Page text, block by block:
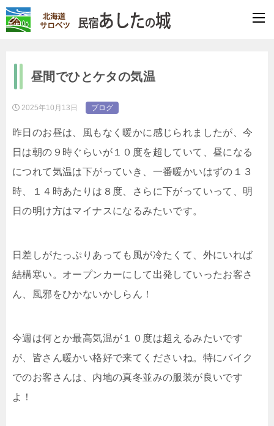
昼間でひとケタの気温
2025年10月13日 ブログ
昨日のお昼は、風もなく暖かに感じられましたが、今
日は朝の９時ぐらいが１０度を超していて、昼になる
につれて気温は下がっていき、一番暖かいはずの１３
時、１４時あたりは８度、さらに下がっていって、明
日の明け方はマイナスになるみたいです。
日差しがたっぷりあっても風が冷たくて、外にいれば
結構寒い。オープンカーにして出発していったお客さ
ん、風邪をひかないかしらん！
今週は何とか最高気温が１０度は超えるみたいです
が、皆さん暖かい格好で来てくださいね。特にバイク
でのお客さんは、内地の真冬並みの服装が良いです
よ！